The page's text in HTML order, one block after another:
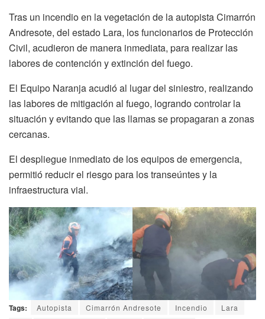
Tras un incendio en la vegetación de la autopista Cimarrón
Andresote, del estado Lara, los funcionarios de Protección
Civil, acudieron de manera inmediata, para realizar las
labores de contención y extinción del fuego.
El Equipo Naranja acudió al lugar del siniestro, realizando
las labores de mitigación al fuego, logrando controlar la
situación y evitando que las llamas se propagaran a zonas
cercanas.
El despliegue inmediato de los equipos de emergencia,
permitió reducir el riesgo para los transeúntes y la
infraestructura vial.
Tags: Autopista Cimarrón Andresote Incendio
Lara